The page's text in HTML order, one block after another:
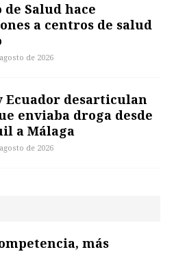
Salud hace
a centros de salud
de 2026
Ecuador desarticulan
enviaba droga desde
a Málaga
de 2026
más